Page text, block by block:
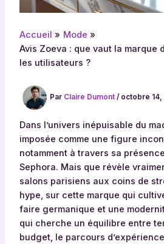
Accueil
Mode
Avis Zoeva : que vaut la marque
les utilisateurs ?
Par Claire Dumont / octobre 14,
Dans l’univers inépuisable du
imposée comme une figure
notamment à travers sa
Sephora. Mais que révèle
salons parisiens aux coins de
hype, sur cette marque qui
faire germanique et une
qui cherche un équilibre entre
budget, le parcours